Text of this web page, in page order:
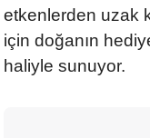
etkenlerden uzak
için doğanın
haliyle sunuyor.